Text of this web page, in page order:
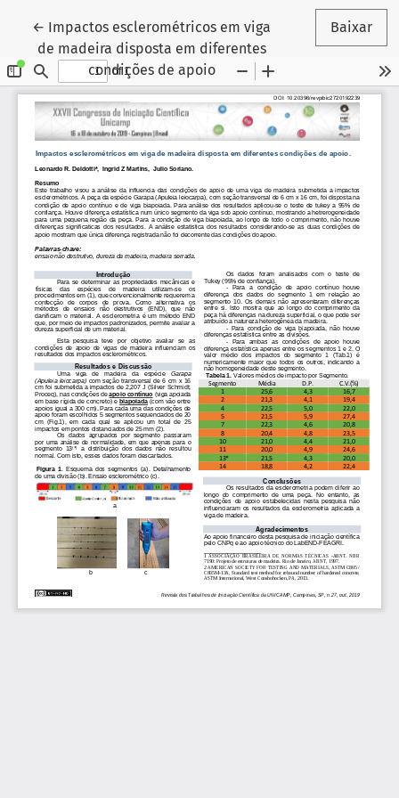
← Voltar aos Detalhes do Artigo
Impactos esclerométricos em viga
de madeira disposta em diferentes
condições de apoio
Baixar